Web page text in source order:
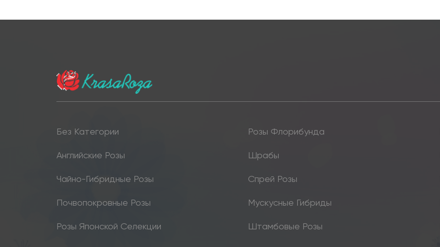
Без Категории Розы Флорибунда
Английские Розы Шрабы
Чайно-Гибридные Розы Спрей Розы
Почвопокровные Розы Мускусные Гибриды
Розы Японской Селекции Штамбовые Розы